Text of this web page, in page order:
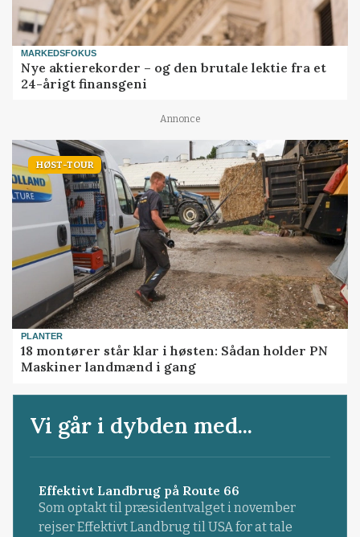
MARKEDSFOKUS
Nye aktierekorder – og den brutale lektie fra et
24-årigt finansgeni
Annonce
HØST-TOUR
PLANTER
18 montører står klar i høsten: Sådan holder PN
Maskiner landmænd i gang
Vi går i dybden med...
Effektivt Landbrug på Route 66
Som optakt til præsidentvalget i november
rejser Effektivt Landbrug til USA for at tale